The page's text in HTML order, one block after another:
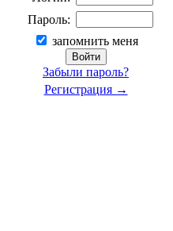
Пароль:
запомнить меня
Забыли пароль?
Регистрация →